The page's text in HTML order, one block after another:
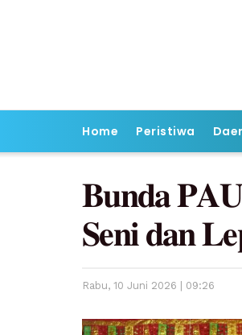
Home Peristiwa
𝐁𝐮𝐧𝐝𝐚
𝐒𝐞𝐧𝐢 𝐝𝐚𝐧
Rabu, 10 Juni 2026 | 09:26